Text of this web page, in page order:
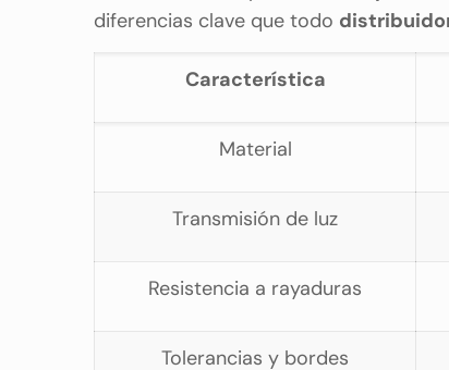
diferencias clave que todo
Característica
Material
Transmisión de luz
Resistencia a rayaduras
Tolerancias y bordes